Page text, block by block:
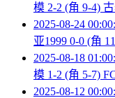
模 2-2 (角 9-4)
2025-08-24
亚1999 0-0 (角
2025-08-18
模 1-2 (角 5-7)
2025-08-12